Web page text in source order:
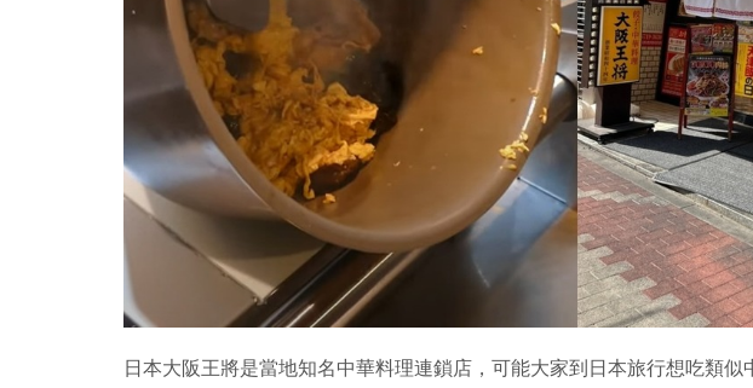
日本大阪王將是當地知名中華料理連鎖店，可能大家到日本旅行想吃類